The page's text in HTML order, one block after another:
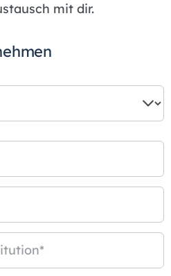
mit dir.
*